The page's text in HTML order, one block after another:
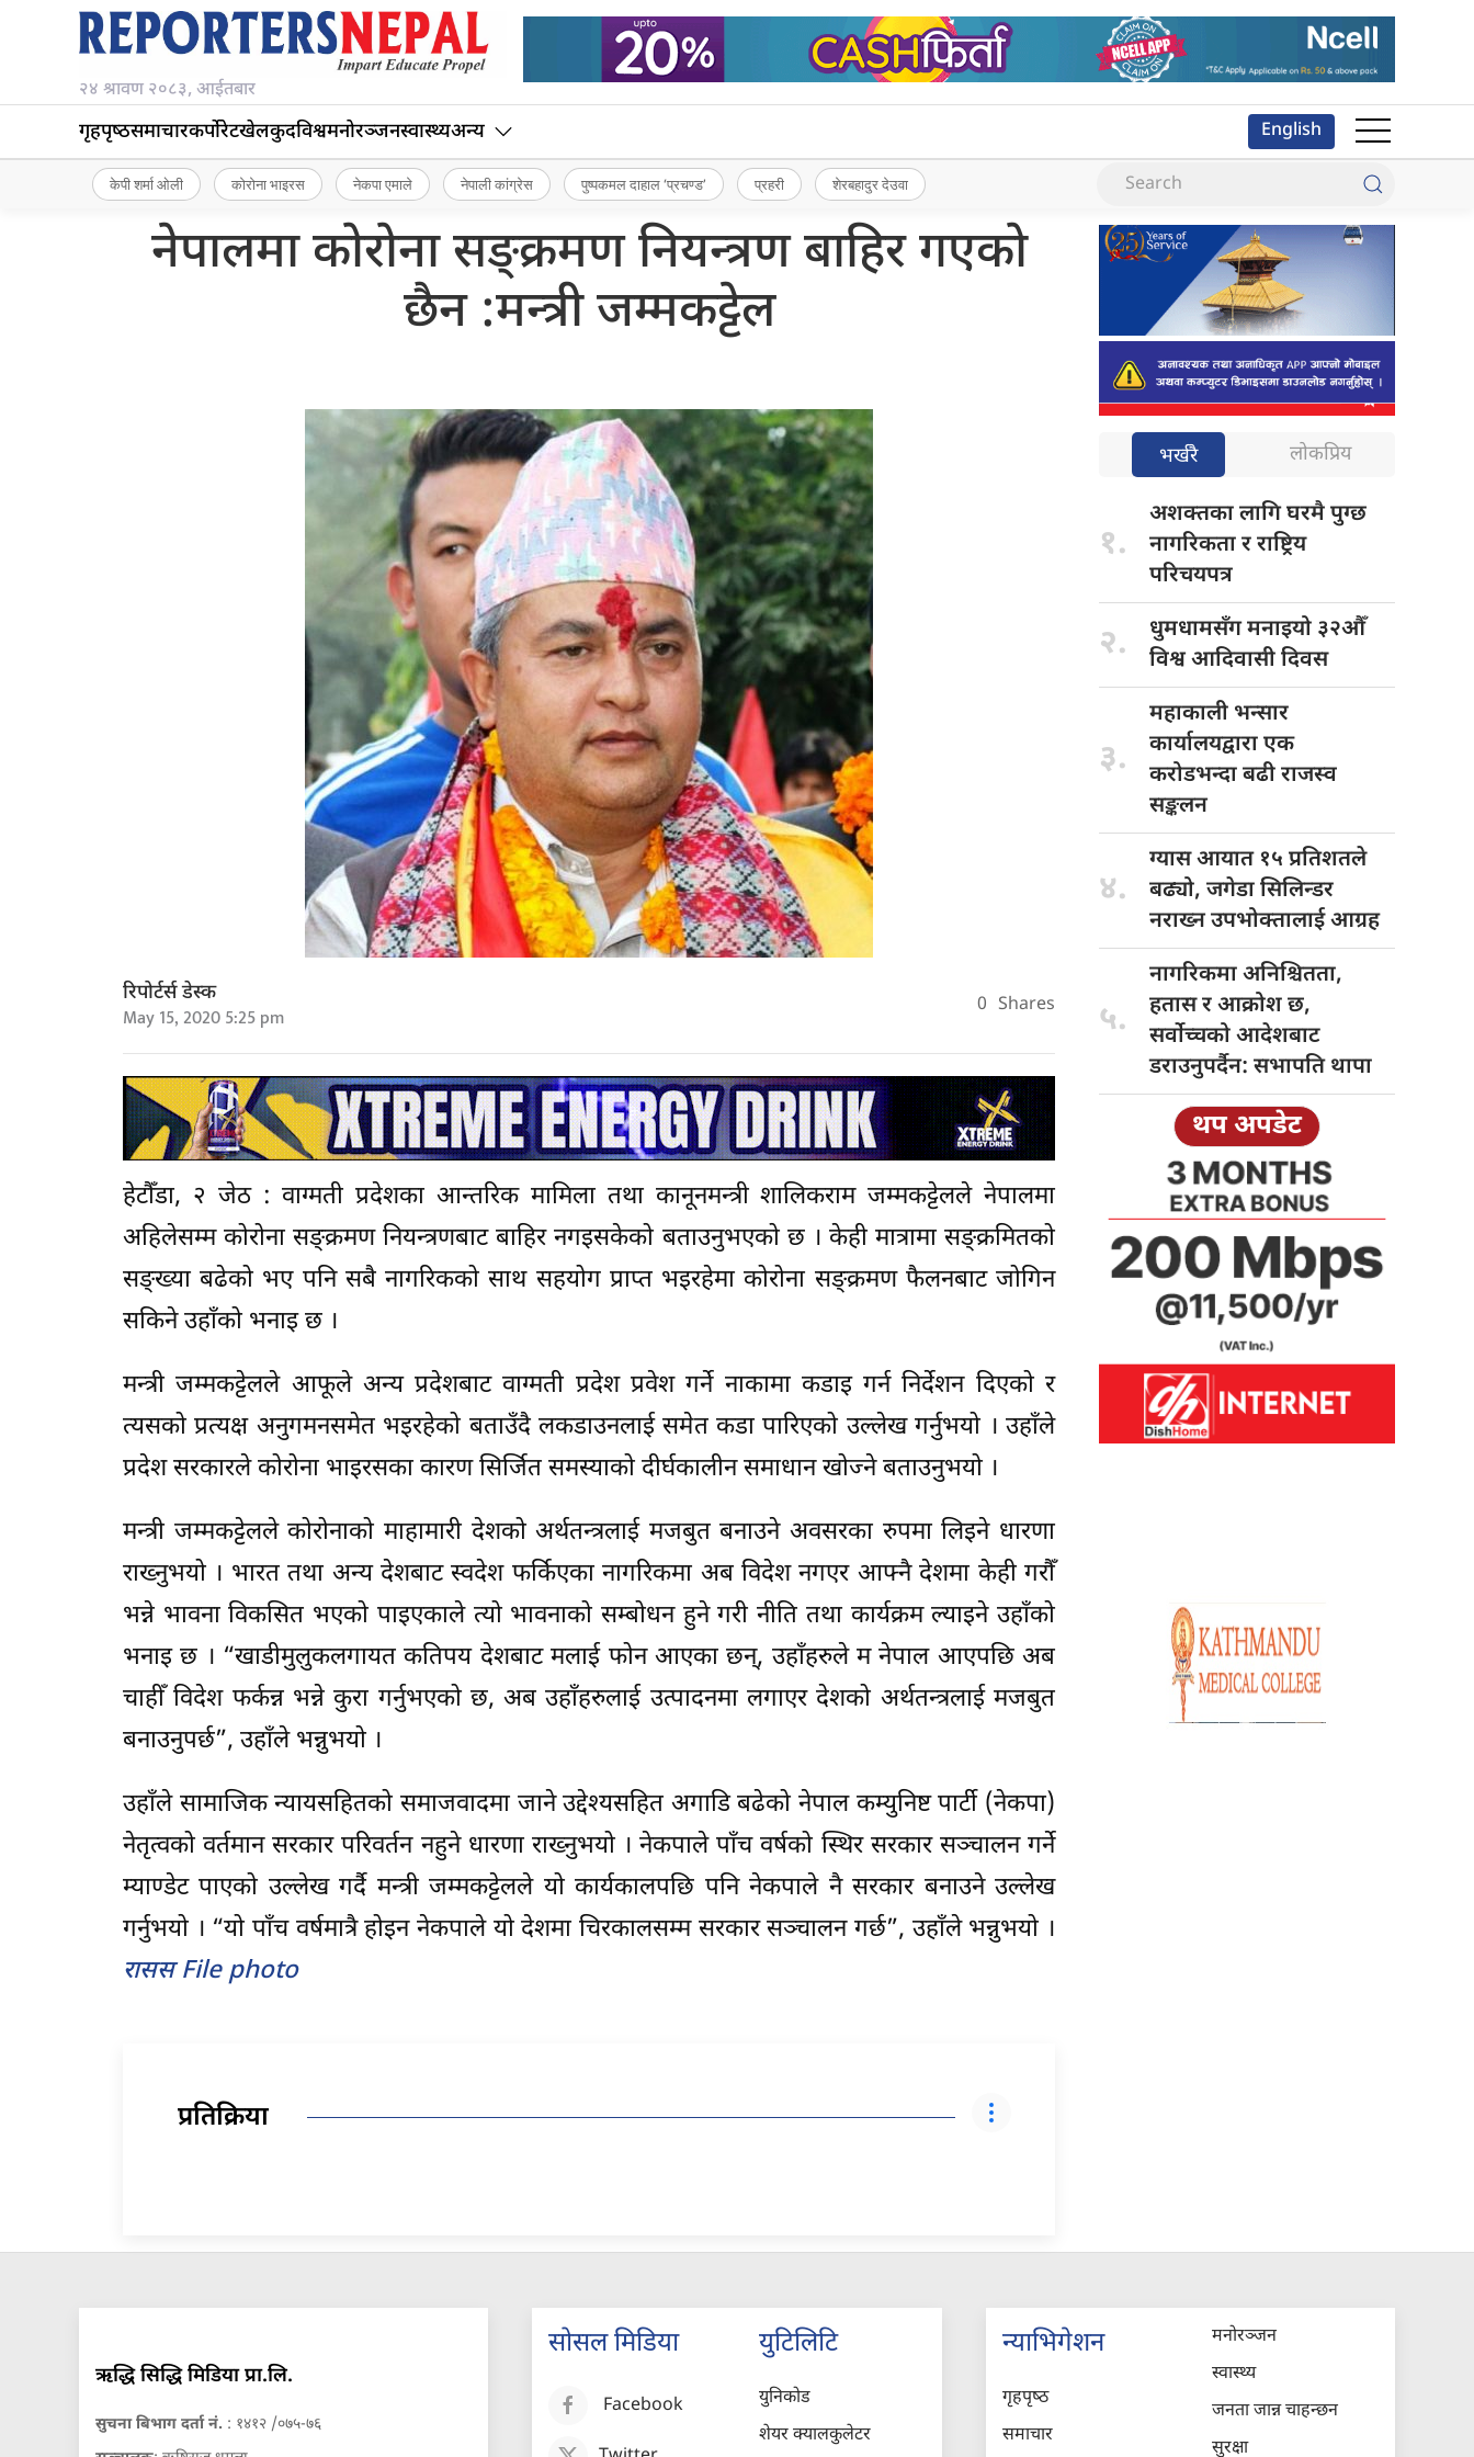
२४ श्रावण २०८३, आईतबार
गृहपृष्‍ठसमाचारकर्पोरेटखेलकुदविश्वमनोरञ्जनस्वास्थ्यअन्य English
केपी शर्मा ओली कोरोना भाइरस नेकपा एमाले नेपाली कांग्रेस पुष्पकमल दाहाल ‘प्रचण्ड’ प्रहरी शेरबहादुर देउवा
नेपालमा कोरोना सङ्क्रमण नियन्त्रण बाहिर गएको
छैन :मन्त्री जम्मकट्टेल
रिपोर्टर्स डेस्क
May 15, 2020 5:25 pm 0 Shares
हेटौँडा, २ जेठ : वाग्मती प्रदेशका आन्तरिक मामिला तथा कानूनमन्त्री शालिकराम जम्मकट्टेलले नेपालमा
अहिलेसम्म कोरोना सङ्क्रमण नियन्त्रणबाट बाहिर नगइसकेको बताउनुभएको छ । केही मात्रामा सङ्क्रमितको
सङ्ख्या बढेको भए पनि सबै नागरिकको साथ सहयोग प्राप्त भइरहेमा कोरोना सङ्क्रमण फैलनबाट जोगिन
सकिने उहाँको भनाइ छ ।
मन्त्री जम्मकट्टेलले आफूले अन्य प्रदेशबाट वाग्मती प्रदेश प्रवेश गर्ने नाकामा कडाइ गर्न निर्देशन दिएको र
त्यसको प्रत्यक्ष अनुगमनसमेत भइरहेको बताउँदै लकडाउनलाई समेत कडा पारिएको उल्लेख गर्नुभयो । उहाँले
प्रदेश सरकारले कोरोना भाइरसका कारण सिर्जित समस्याको दीर्घकालीन समाधान खोज्ने बताउनुभयो ।
मन्त्री जम्मकट्टेलले कोरोनाको माहामारी देशको अर्थतन्त्रलाई मजबुत बनाउने अवसरका रुपमा लिइने धारणा
राख्नुभयो । भारत तथा अन्य देशबाट स्वदेश फर्किएका नागरिकमा अब विदेश नगएर आफ्नै देशमा केही गरौँ
भन्ने भावना विकसित भएको पाइएकाले त्यो भावनाको सम्बोधन हुने गरी नीति तथा कार्यक्रम ल्याइने उहाँको
भनाइ छ । “खाडीमुलुकलगायत कतिपय देशबाट मलाई फोन आएका छन्, उहाँहरुले म नेपाल आएपछि अब
चाहीँ विदेश फर्कन्न भन्ने कुरा गर्नुभएको छ, अब उहाँहरुलाई उत्पादनमा लगाएर देशको अर्थतन्त्रलाई मजबुत
बनाउनुपर्छ”, उहाँले भन्नुभयो ।
उहाँले सामाजिक न्यायसहितको समाजवादमा जाने उद्देश्यसहित अगाडि बढेको नेपाल कम्युनिष्ट पार्टी (नेकपा)
नेतृत्वको वर्तमान सरकार परिवर्तन नहुने धारणा राख्नुभयो । नेकपाले पाँच वर्षको स्थिर सरकार सञ्चालन गर्ने
म्याण्डेट पाएको उल्लेख गर्दै मन्त्री जम्मकट्टेलले यो कार्यकालपछि पनि नेकपाले नै सरकार बनाउने उल्लेख
गर्नुभयो । “यो पाँच वर्षमात्रै होइन नेकपाले यो देशमा चिरकालसम्म सरकार सञ्चालन गर्छ”, उहाँले भन्नुभयो ।
रासस File photo
प्रतिक्रिया
भर्खरै लोकप्रिय
१.
अशक्तका लागिघरमै पुग्छ
नागरिकता र राष्ट्रिय
परिचयपत्र
२. धुमधामसँग मनाइयो ३२औँ
विश्व आदिवासी दिवस
३.
महाकाली भन्सार
कार्यालयद्वारा एक
करोडभन्दा बढी राजस्व
सङ्कलन
४.
ग्यास आयात १५ प्रतिशतले
बढ्यो, जगेडा सिलिन्डर
नराख्न उपभोक्तालाई आग्रह
५.
नागरिकमा अनिश्चितता,
हतास र आक्रोश छ,
सर्वोच्चको आदेशबाट
डराउनुपर्दैन: सभापति थापा
थप अपडेट
ऋद्धि सिद्धि मिडिया प्रा.लि.
सुचना बिभाग दर्ता नं. : १४१२ /०७५-७६
सोसल मिडिया
Facebook
युटिलिटि
युनिकोड
शेयर क्यालकुलेटर
न्याभिगेशन
गृहपृष्‍ठ
समाचार
मनोरञ्जन
स्वास्थ्य
जनता जान्न चाहन्छन
सुरक्षा